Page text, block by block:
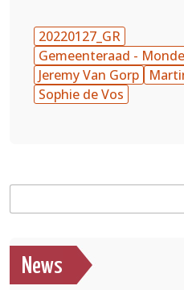
20220127_GR
Gemeenteraad -
Jeremy Van Gorp
Sophie de Vos
News